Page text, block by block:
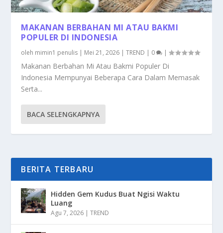
MAKANAN BERBAHAN MI ATAU BAKMI
POPULER DI INDONESIA
oleh mimin1 penulis | Mei 21, 2026 |TREND | 0 |
Makanan Berbahan Mi Atau Bakmi Populer Di
Indonesia Mempunyai Beberapa Cara Dalam Memasak
Serta...
BACA SELENGKAPNYA
BERITA TERBARU
Hidden Gem Kudus Buat Ngisi Waktu
Luang
Agu 7, 2026 |TREND